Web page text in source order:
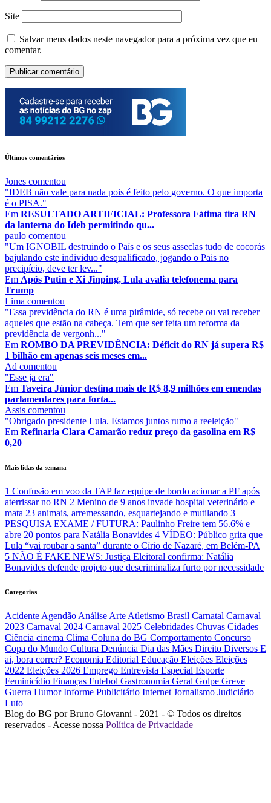
Site
Salvar meus dados neste navegador para a próxima vez que eu
comentar.
Últimos comentários
Jones comentou
"IDEB não vale para nada pois é feito pelo governo. O que importa
é o PISA."
Em RESULTADO ARTIFICIAL: Professora Fátima tira RN
da lanterna do Ideb permitindo qu...
paulo comentou
"Um IGNOBIL destruindo o País e os seus asseclas tudo de cocorás
bajulando este individuo desqualificado, jogando o Pais no
precipício, deve ter lev..."
Em Após Putin e Xi Jinping, Lula avalia telefonema para
Trump
Lima comentou
"Essa previdência do RN é uma pirâmide, só recebe ou vai receber
aqueles que estão na cabeça. Tem que ser feita um reforma da
previdência de vergonh..."
Em ROMBO DA PREVIDÊNCIA: Déficit do RN já supera R$
1 bilhão em apenas seis meses em...
Ad comentou
"Esse ja era"
Em Taveira Júnior destina mais de R$ 8,9 milhões em emendas
parlamentares para forta...
Assis comentou
"Obrigado presidente Lula. Estamos juntos rumo a reeleição"
Em Refinaria Clara Camarão reduz preço da gasolina em R$
0,20
Mais lidas da semana
1 Confusão em voo da TAP faz equipe de bordo acionar a PF após
aterrissar no RN 2 Menino de 9 anos invade hospital veterinário e
mata 23 animais, arremessando, esquartejando e mutilando 3
PESQUISA EXAME / FUTURA: Paulinho Freire tem 56.6% e
abre 20 pontos para Natália Bonavides 4 VÍDEO: Público grita que
Lula “vai roubar a santa” durante o Círio de Nazaré, em Belém-PA
5 NÃO É FAKE NEWS: Justiça Eleitoral confirma: Natália
Bonavides defende projeto que descriminaliza furto por necessidade
Categorias
Acidente Agendão Análise Arte Atletismo Brasil Carnatal Carnaval
2023 Carnaval 2024 Carnaval 2025 Celebridades Chuvas Cidades
Ciência cinema Clima Coluna do BG Comportamento Concurso
Copa do Mundo Cultura Denúncia Dia das Mães Direito Diversos E
ai, bora correr? Economia Editorial Educação Eleições Eleições
2022 Eleições 2026 Emprego Entrevista Especial Esporte
Feminicídio Finanças Futebol Gastronomia Geral Golpe Greve
Guerra HumorInforme Publicitário Internet Jornalismo Judiciário
Luto
Blog do BG por Bruno Giovanni - 2021 - © Todos os direitos
reservados - Acesse nossa Política de Privacidade